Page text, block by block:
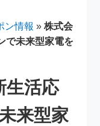
ン情報 »株式会
で未来型家電を
生活応
来型家